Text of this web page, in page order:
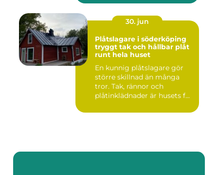
30. jun
Plåtslagare i söderköping
tryggt tak och hållbar plåt
runt hela huset
En kunnig plåtslagare gör
större skillnad än många
tror. Tak, rännor och
plåtinklädnader är husets f...